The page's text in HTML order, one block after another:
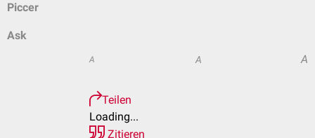
Piccer
Ask
A A A
Teilen
Loading...
Zitieren